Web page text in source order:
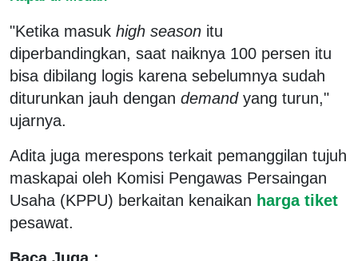
"Ketika masuk high season itu
diperbandingkan, saat naiknya 100 persen itu
bisa dibilang logis karena sebelumnya sudah
diturunkan jauh dengan demandyang turun,"
ujarnya.
Adita juga merespons terkait pemanggilan tujuh
maskapai oleh Komisi Pengawas Persaingan
Usaha (KPPU) berkaitan kenaikan harga tiket
pesawat.